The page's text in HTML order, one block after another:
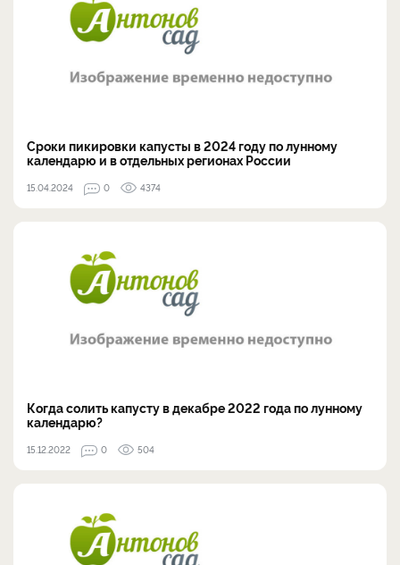
Сроки пикировки капусты в 2024 году по лунному
календарю и в отдельных регионах России
15.04.2024 0 4374
Когда солить капусту в декабре 2022 года по лунному
календарю?
15.12.2022 0 504